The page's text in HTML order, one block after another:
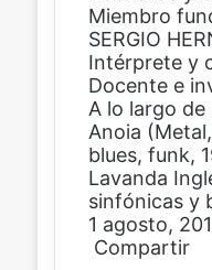
Miembro
SERGIO
Intérprete y
Docente e
A lo largo
Anoia
blues, funk,
Lavanda
sinfónicas y
1 agosto,
Compartir